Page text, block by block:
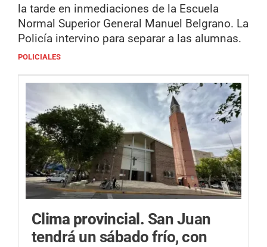
la tarde en inmediaciones de la Escuela
Normal Superior General Manuel Belgrano. La
Policía intervino para separar a las alumnas.
POLICIALES
Clima provincial. San Juan
tendrá un sábado frío, con